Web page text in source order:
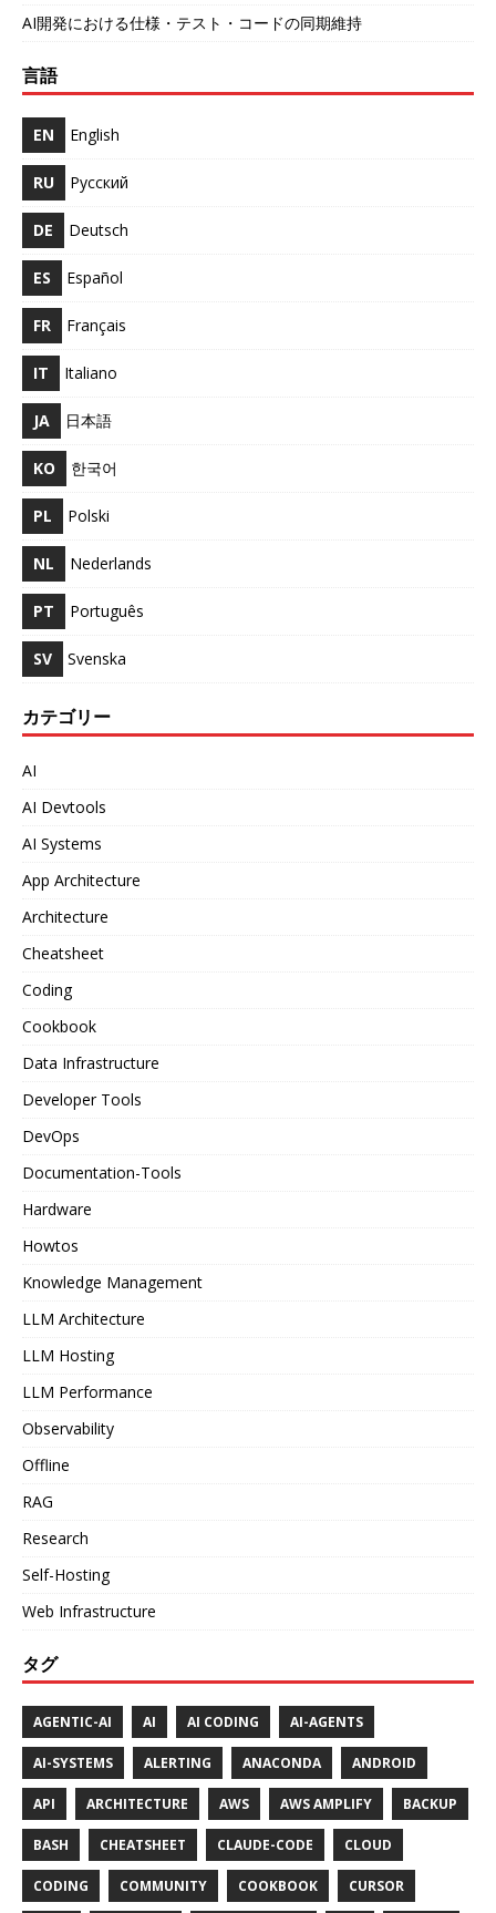
AI開発における仕様・テスト・コードの同期維持
言語
EN English
RU Русский
DE Deutsch
ES Español
FR Français
IT Italiano
JA 日本語
KO 한국어
PL Polski
NL Nederlands
PT Português
SV Svenska
カテゴリー
AI
AI Devtools
AI Systems
App Architecture
Architecture
Cheatsheet
Coding
Cookbook
Data Infrastructure
Developer Tools
DevOps
Documentation-Tools
Hardware
Howtos
Knowledge Management
LLM Architecture
LLM Hosting
LLM Performance
Observability
Offline
RAG
Research
Self-Hosting
Web Infrastructure
タグ
AGENTIC-AI AI AI CODING AI-AGENTS
AI-SYSTEMS ALERTING ANACONDA ANDROID
API ARCHITECTURE AWS AWS AMPLIFY BACKUP
BASH CHEATSHEET CLAUDE-CODE CLOUD
CODING COMMUNITY COOKBOOK CURSOR